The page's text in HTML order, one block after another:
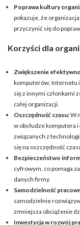
Poprawa kultury
pokazuje, że
przyczynić się do
Korzyści dla
Zwiększenie
komputerów, Internetu
się z innymi członkami
całej organizacji.
Oszczędność czasu:W
w obsłudze komputera
związanych z
się na oszczędność
Bezpieczeństwo
cyfrowym, co pomaga
danych firmy.
Samodzielność
samodzielnie
zmniejsza obciążenie
Inwestycja w rozwój